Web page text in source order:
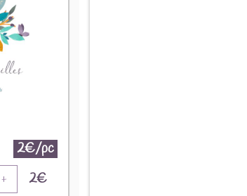
2€/pc
+ 2€